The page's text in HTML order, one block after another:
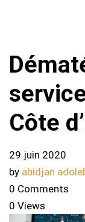
Côte
29 juin 2020
by abidjan
0 Comments
0 Views